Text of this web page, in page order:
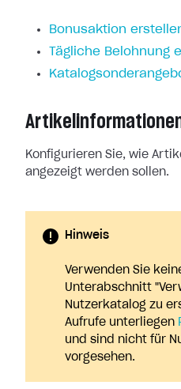
Bonusaktion
Tägliche Belohnung
Konfigurieren Sie, wie
angezeigt werden sollen.
Hinweis
Verwenden Sie
Unterabschnitt
Nutzerkatalog zu
Aufrufe unterliegen
und sind nicht für
vorgesehen.